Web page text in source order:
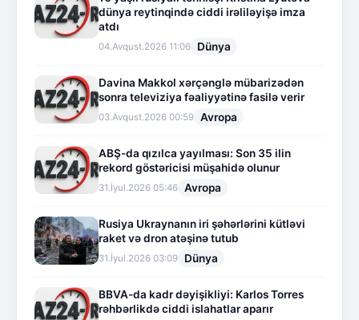
dünya reytinqində ciddi irəliləyişə imza
atdı
04.Avqust.2026 11:06 Dünya
Davina Makkol xərçənglə mübarizədən
sonra televiziya fəaliyyətinə fasilə verir
03.Avqust.2026 00:59 Avropa
ABŞ-da qızılca yayılması: Son 35 ilin
rekord göstəricisi müşahidə olunur
31.İyul.2026 05:46 Avropa
Rusiya Ukraynanın iri şəhərlərini kütləvi
raket və dron atəşinə tutub
31.İyul.2026 03:09 Dünya
BBVA-da kadr dəyişikliyi: Karlos Torres
rəhbərlikdə ciddi islahatlar aparır